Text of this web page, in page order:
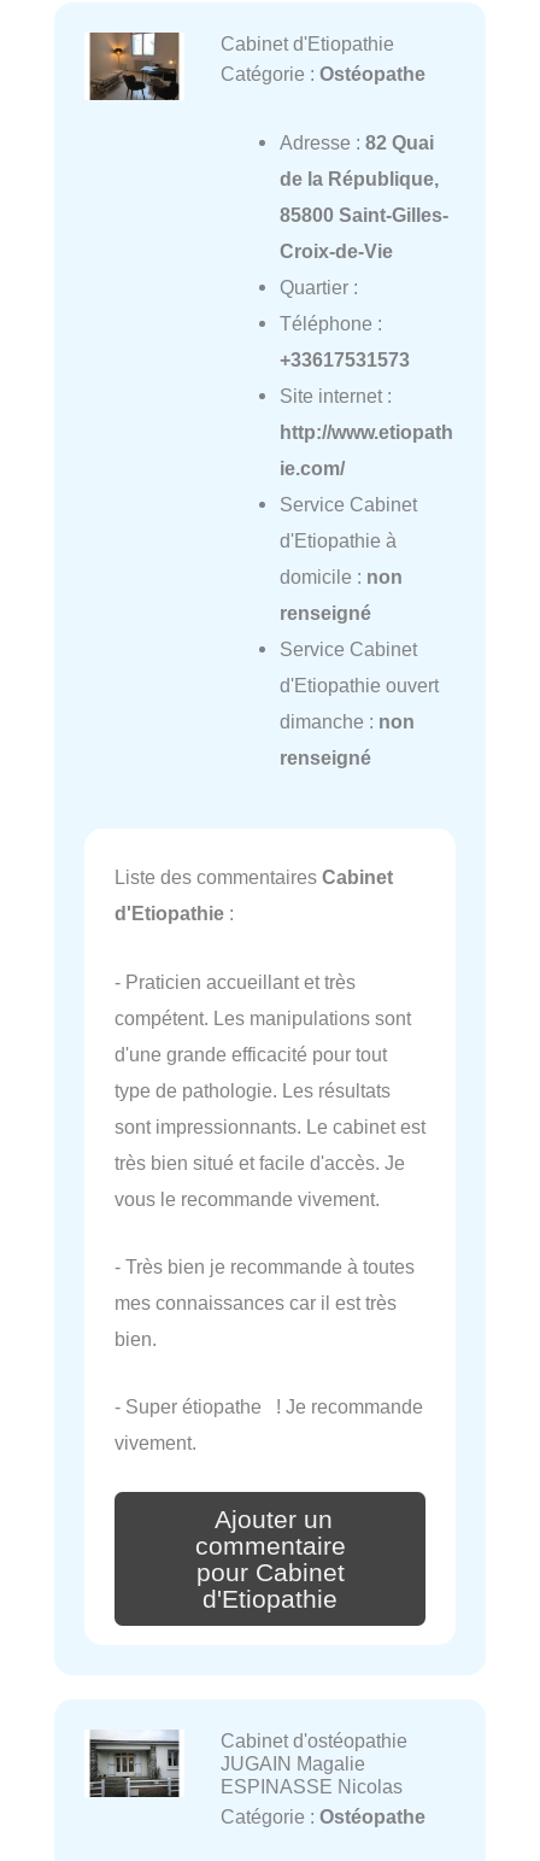
Cabinet d'Etiopathie
Catégorie : Ostéopathe
Adresse : 82 Quai
de la République,
85800 Saint-Gilles-
Croix-de-Vie
Quartier :
Téléphone :
+33617531573
Site internet :
http://www.etiopath
ie.com/
Service Cabinet
d'Etiopathie à
domicile : non
renseigné
Service Cabinet
d'Etiopathie ouvert
dimanche : non
renseigné
Liste des commentaires Cabinet
d'Etiopathie :
- Praticien accueillant et très
compétent. Les manipulations sont
d'une grande efficacité pour tout
type de pathologie. Les résultats
sont impressionnants. Le cabinet est
très bien situé et facile d'accès. Je
vous le recommande vivement.
- Très bien je recommande à toutes
mes connaissances car il est très
bien.
- Super étiopathe ! Je recommande
vivement.
Ajouter un
commentaire
pour Cabinet
d'Etiopathie
Cabinet d'ostéopathie
JUGAIN Magalie
ESPINASSE Nicolas
Catégorie : Ostéopathe